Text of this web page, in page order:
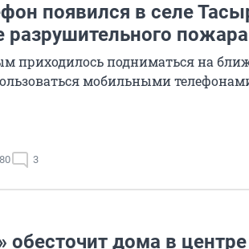
появился в селе
разрушительного пожара
приходилось подниматься на
мобильными
3
обесточит дома в